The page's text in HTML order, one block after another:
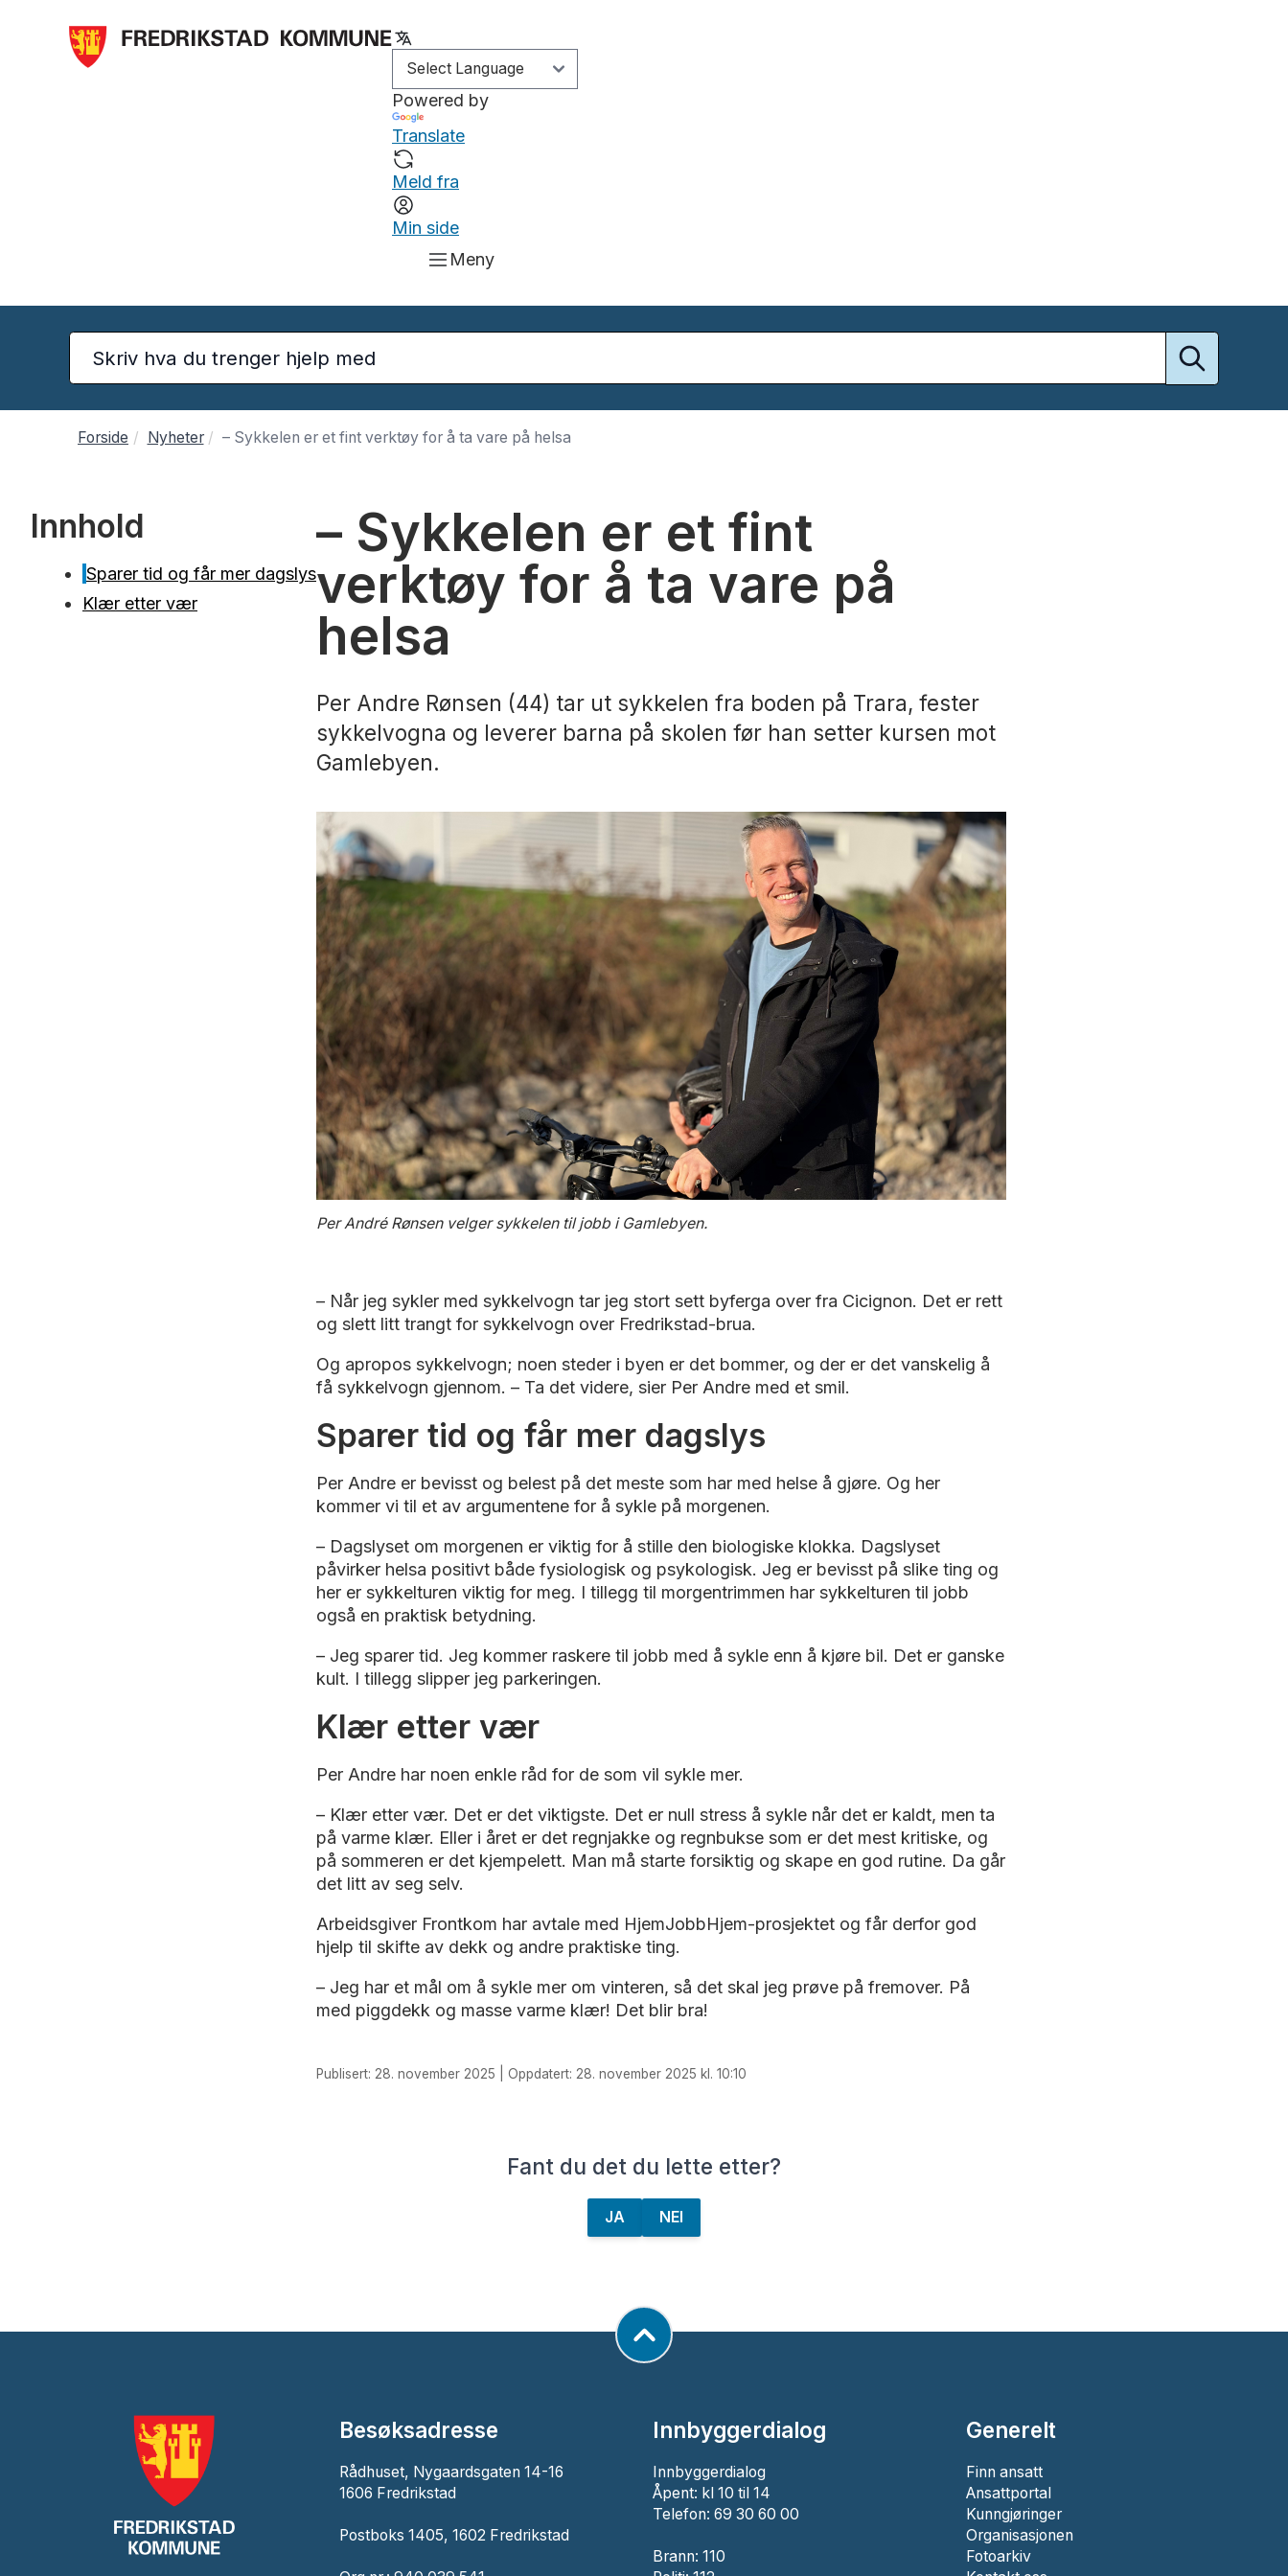
Powered by
Translate
Meld fra
Min side
Meny
Forside Nyheter – Sykkelen er et fint verktøy for å ta vare på helsa
Innhold
Sparer tid og får mer dagslys
Klær etter vær
– Sykkelen er et fint
verktøy for å ta vare på
helsa
Per Andre Rønsen (44) tar ut sykkelen fra boden på Trara, fester
sykkelvogna og leverer barna på skolen før han setter kursen mot
Gamlebyen.
Per André Rønsen velger sykkelen til jobb i Gamlebyen.
– Når jeg sykler med sykkelvogn tar jeg stort sett byferga over fra Cicignon. Det er rett
og slett litt trangt for sykkelvogn over Fredrikstad-brua.
Og apropos sykkelvogn; noen steder i byen er det bommer, og der er det vanskelig å
få sykkelvogn gjennom. – Ta det videre, sier Per Andre med et smil.
Sparer tid og får mer dagslys
Per Andre er bevisst og belest på det meste som har med helse å gjøre. Og her
kommer vi til et av argumentene for å sykle på morgenen.
– Dagslyset om morgenen er viktig for å stille den biologiske klokka. Dagslyset
påvirker helsa positivt både fysiologisk og psykologisk. Jeg er bevisst på slike ting og
her er sykkelturen viktig for meg. I tillegg til morgentrimmen har sykkelturen til jobb
også en praktisk betydning.
– Jeg sparer tid. Jeg kommer raskere til jobb med å sykle enn å kjøre bil. Det er ganske
kult. I tillegg slipper jeg parkeringen.
Klær etter vær
Per Andre har noen enkle råd for de som vil sykle mer.
– Klær etter vær. Det er det viktigste. Det er null stress å sykle når det er kaldt, men ta
på varme klær. Eller i året er det regnjakke og regnbukse som er det mest kritiske, og
på sommeren er det kjempelett. Man må starte forsiktig og skape en god rutine. Da går
det litt av seg selv.
Arbeidsgiver Frontkom har avtale med HjemJobbHjem-prosjektet og får derfor god
hjelp til skifte av dekk og andre praktiske ting.
– Jeg har et mål om å sykle mer om vinteren, så det skal jeg prøve på fremover. På
med piggdekk og masse varme klær! Det blir bra!
Publisert: 28. november 2025 | Oppdatert: 28. november 2025 kl. 10:10
Fant du det du lette etter?
JA NEI
Besøksadresse
Rådhuset, Nygaardsgaten 14-16
1606 Fredrikstad
Postboks 1405, 1602 Fredrikstad
Innbyggerdialog
Innbyggerdialog
Åpent: kl 10 til 14
Telefon: 69 30 60 00
Brann: 110
Generelt
Finn ansatt
Ansattportal
Kunngjøringer
Organisasjonen
Fotoarkiv